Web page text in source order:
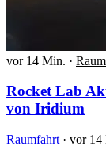
vor 14 Min. ·
Rocket Lab
von Iridium
Raumfahrt · vor 14